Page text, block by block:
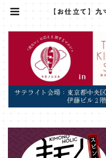
【お仕立て】